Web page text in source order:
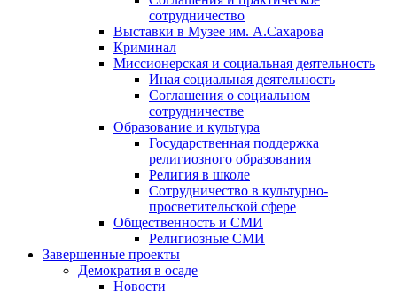
сотрудничество
Выставки в Музее им. А.Сахарова
Криминал
Миссионерская и социальная деятельность
Иная социальная деятельность
Соглашения о социальном
сотрудничестве
Образование и культура
Государственная поддержка
религиозного образования
Религия в школе
Сотрудничество в культурно-
просветительской сфере
Общественность и СМИ
Религиозные СМИ
Завершенные проекты
Демократия в осаде
Новости